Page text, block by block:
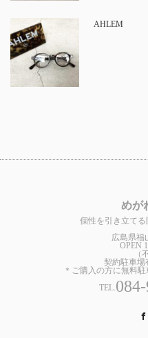
AHLEM
めが
個性を引き立てる
広島県福
OPEN
（
契約駐車場
＊ご購入の方に無料
TEL.